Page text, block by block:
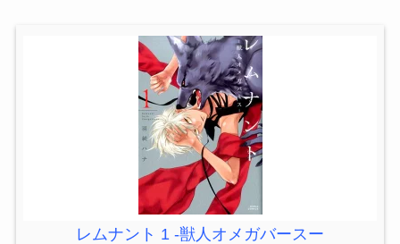
レムナント 1 -獣人オメガバースー